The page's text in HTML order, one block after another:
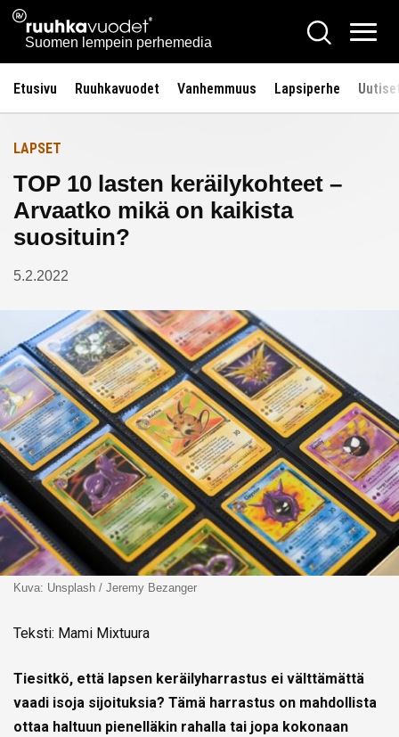
Siirry
sisältöön
Ruuhkavuodet.fi
Suomen lempein perhemedia
Hae
Etusivu Ruuhkavuodet Vanhemmuus Lapsiperhe
Etusivulle
LAPSET
TOP 10 lasten keräilykohteet –
Arvaatko mikä on kaikista
suosituin?
5.2.2022
Kuva: Unsplash / Jeremy Bezanger
Teksti: Mami Mixtuura
Tiesitkö, että lapsen keräilyharrastus ei välttämättä
vaadi isoja sijoituksia? Tämä harrastus on mahdollista
ottaa haltuun pienelläkin rahalla tai jopa kokonaan